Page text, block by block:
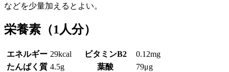
などを少量加えるとよい。
栄養素 （1人分）
エネルギー 29kcal ビタミンB2
0.12mg
たんぱく質 4.5g 葉酸
79μg